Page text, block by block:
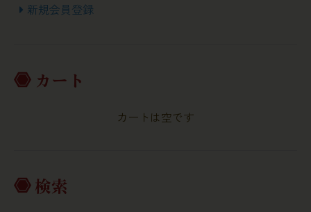
新規会員登録
カート
カートは空です
検索